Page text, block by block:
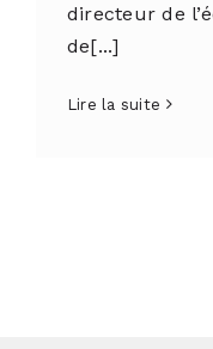
directeur de
de[...]
Lire la suite